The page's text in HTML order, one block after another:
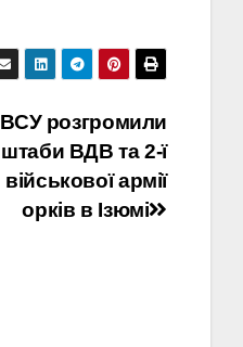
ВСУ розгромили
штаби ВДВ та 2-ї
військової армії
орків в Ізюмі